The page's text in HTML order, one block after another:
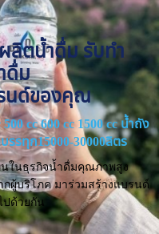
ลิตน้ำดื่ม รับทำ
ดื่ม
นด์ของคุณ
cc 600 cc 1500 cc น้ำถัง
รรทุก15000-30000ลิตร
นในธุรกิจน้ำดื่มคุณภาพสูง
ผู้บริโภค มาร่วมสร้างแบรนด์
ปด้วยกัน